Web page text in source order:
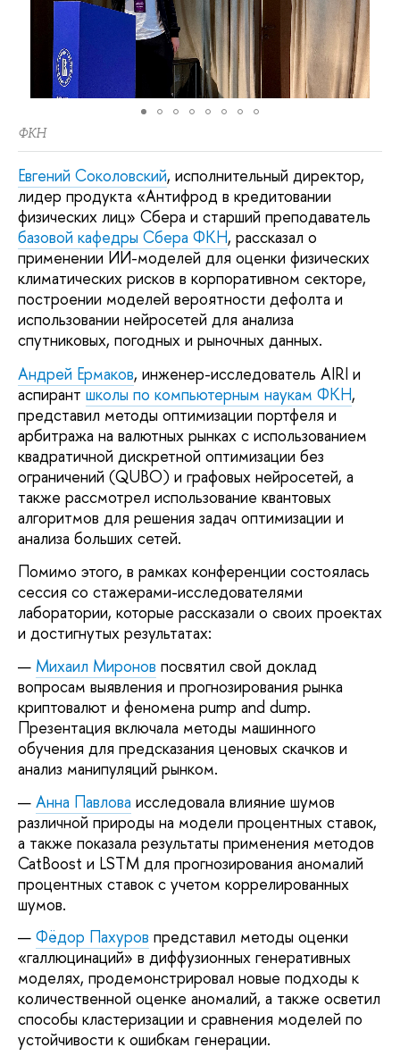
ФКН
Евгений Соколовский, исполнительный директор,
лидер продукта «Антифрод в кредитовании
физических лиц» Сбера и старший преподаватель
базовой кафедры Сбера ФКН, рассказал о
применении ИИ-моделей для оценки физических
климатических рисков в корпоративном секторе,
построении моделей вероятности дефолта и
использовании нейросетей для анализа
спутниковых, погодных и рыночных данных.
Андрей Ермаков, инженер-исследователь AIRI и
аспирант школы по компьютерным наукам ФКН,
представил методы оптимизации портфеля и
арбитража на валютных рынках с использованием
квадратичной дискретной оптимизации без
ограничений (QUBO) и графовых нейросетей, а
также рассмотрел использование квантовых
алгоритмов для решения задач оптимизации и
анализа больших сетей.
Помимо этого, в рамках конференции состоялась
сессия со стажерами-исследователями
лаборатории, которые рассказали о своих проектах
и достигнутых результатах:
Михаил Миронов посвятил свой доклад
вопросам выявления и прогнозирования рынка
криптовалют и феномена pump and dump.
Презентация включала методы машинного
обучения для предсказания ценовых скачков и
анализ манипуляций рынком.
Анна Павлова исследовала влияние шумов
различной природы на модели процентных ставок,
а также показала результаты применения методов
CatBoost и LSTM для прогнозирования аномалий
процентных ставок с учетом коррелированных
шумов.
Фёдор Пахуров представил методы оценки
«галлюцинаций» в диффузионных генеративных
моделях, продемонстрировал новые подходы к
количественной оценке аномалий, а также осветил
способы кластеризации и сравнения моделей по
устойчивости к ошибкам генерации.